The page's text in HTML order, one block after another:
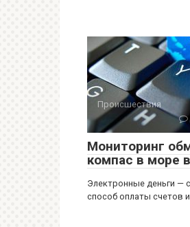
Происшествия
Мониторинг
компас в море
Электронные деньги —
способ оплаты счетов